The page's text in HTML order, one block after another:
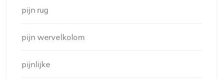
pijn rug
pijn wervelkolom
pijnlijke